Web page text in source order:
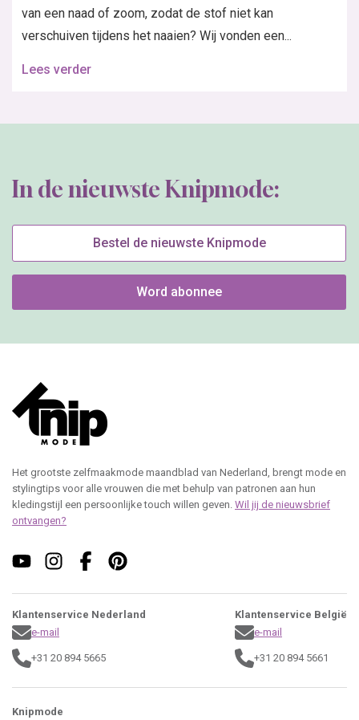
van een naad of zoom, zodat de stof niet kan
verschuiven tijdens het naaien? Wij vonden een...
Lees verder
In de nieuwste Knipmode:
Bestel de nieuwste Knipmode
Word abonnee
Het grootste zelfmaakmode maandblad van Nederland, brengt mode en
stylingtips voor alle vrouwen die met behulp van patronen aan hun
kledingstijl een persoonlijke touch willen geven. Wil jij de nieuwsbrief
ontvangen?
Klantenservice Nederland
e-mail
+31 20 894 5665
Klantenservice België
e-mail
+31 20 894 5661
Knipmode